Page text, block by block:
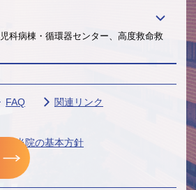
科病棟・循環器センター、高度救命救
FAQ
関連リンク
る当院の基本方針